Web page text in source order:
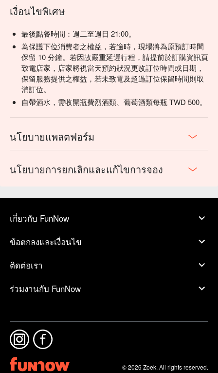
เงื่อนไขพิเศษ
最後點餐時間：週二至週日 21:00。
為保護下位消費者之權益，若逾時，現場將為原預訂時間
保留 10 分鐘。若因故嚴重延遲行程，請提前於訂購資訊頁
致電店家，店家將視當天預約狀況更改訂位時間或日期，
保留服務提供之權益，若未致電及超過訂位保留時間則取
消訂位。
自帶酒水，需收開瓶費烈酒類、葡萄酒類每瓶 TWD 500。
นโยบายแพลตฟอร์ม
นโยบายการยกเลิกและแก้ไขการจอง
เกี่ยวกับ FunNow
ข้อตกลงและเงื่อนไข
ติดต่อเรา
ร่วมงานกับ FunNow
© 2026 Zoek. All rights reserved.